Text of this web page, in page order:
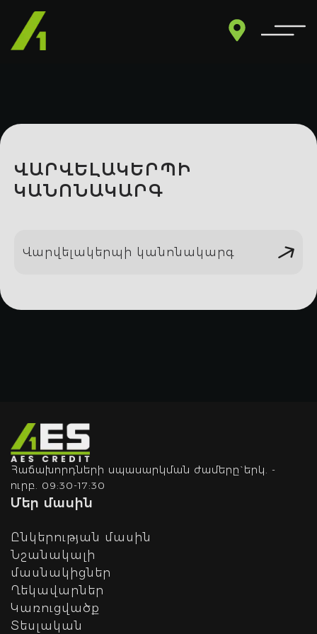
ՎԱՐՎԵԼԱԿԵՐՊԻ
ԿԱՆՈՆԱԿԱՐԳ
Վարվելակերպի կանոնակարգ
Մեր մասին
Ընկերության մասին
Նշանակալի
մասնակիցներ
Ղեկավարներ
Կառուցվածք
Տեսլական
Հաճախորդների սպասարկման ժամերը` երկ. -
ուրբ. 09:30-17:30